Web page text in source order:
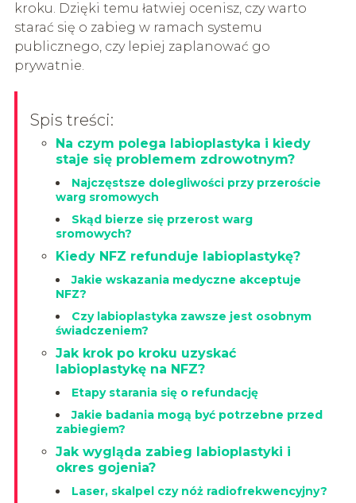
kroku. Dzięki temu łatwiej ocenisz, czy warto
starać się o zabieg w ramach systemu
publicznego, czy lepiej zaplanować go
prywatnie.
Spis treści:
Na czym polega labioplastyka i kiedy
staje się problemem zdrowotnym?
Najczęstsze dolegliwości przy przeroście
warg sromowych
Skąd bierze się przerost warg
sromowych?
Kiedy NFZ refunduje labioplastykę?
Jakie wskazania medyczne akceptuje
NFZ?
Czy labioplastyka zawsze jest osobnym
świadczeniem?
Jak krok po kroku uzyskać
labioplastykę na NFZ?
Etapy starania się o refundację
Jakie badania mogą być potrzebne przed
zabiegiem?
Jak wygląda zabieg labioplastyki i
okres gojenia?
Laser, skalpel czy nóż radiofrekwencyjny?